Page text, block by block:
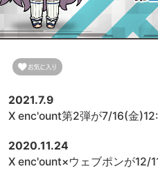
2021.7.9
X enc'ount第2弾が7/16(金
2020.11.24
X enc'ount×ウェブポンが12/